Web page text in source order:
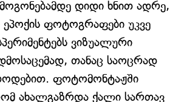
დიდი ხნით ადრე,
ფოტოგრაფები უკვე
ვიზუალური
თანაც საოცრად
ფოტომონტაჟში
ახალგაზრდა ქალი სართავ